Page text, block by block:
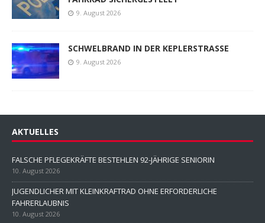
9. August 2026
SCHWELBRAND IN DER KEPLERSTRASSE
9. August 2026
AKTUELLES
FALSCHE PFLEGEKRÄFTE BESTEHLEN 92-JÄHRIGE SENIORIN
10. August 2026
JUGENDLICHER MIT KLEINKRAFTRAD OHNE ERFORDERLICHE
FAHRERLAUBNIS
10. August 2026